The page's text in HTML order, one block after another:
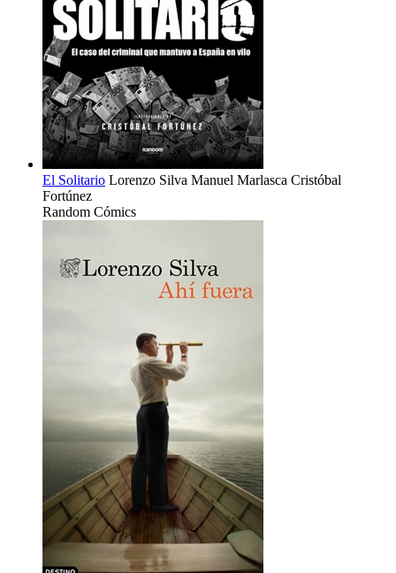
El Solitario Lorenzo Silva Manuel Marlasca Cristóbal
Fortúnez
Random Cómics